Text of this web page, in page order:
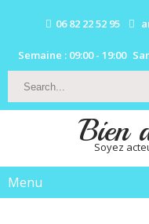
06 82 22 52 95
Semaine : 09:00 - 19:00
Bien
Soyez
Menu